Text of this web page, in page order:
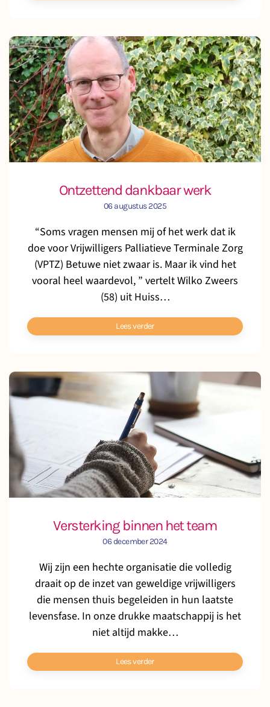
Ontzettend dankbaar werk
06 augustus 2025
“Soms vragen mensen mij of het werk dat ik
doe voor Vrijwilligers Palliatieve Terminale Zorg
(VPTZ) Betuwe niet zwaar is. Maar ik vind het
vooral heel waardevol, ” vertelt Wilko Zweers
(58) uit Huiss…
Lees verder
Versterking binnen het team
06 december 2024
Wij zijn een hechte organisatie die volledig
draait op de inzet van geweldige vrijwilligers
die mensen thuis begeleiden in hun laatste
levensfase. In onze drukke maatschappij is het
niet altijd makke…
Lees verder